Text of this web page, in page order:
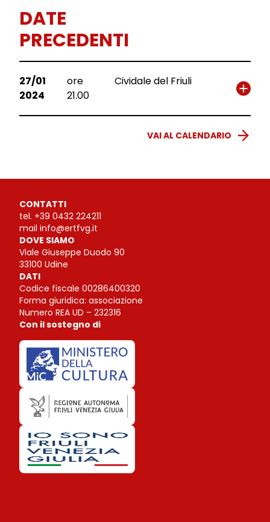
DATE
PRECEDENTI
27/01
2024
ore
21.00
Cividale del Friuli
VAI AL CALENDARIO
CONTATTI
tel. +39 0432 224211
mail info@ertfvg.it
DOVE SIAMO
Viale Giuseppe Duodo 90
33100 Udine
DATI
Codice fiscale 00286400320
Forma giuridica: associazione
Numero REA UD – 232316
Con il sostegno di